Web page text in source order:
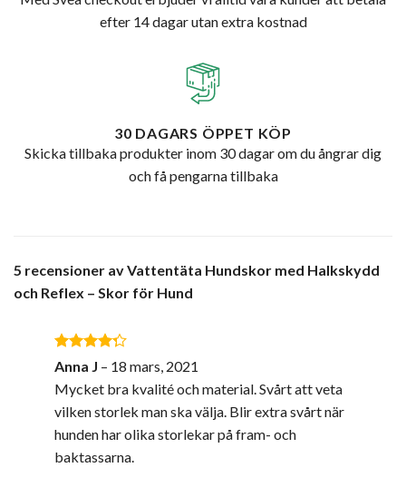
efter 14 dagar utan extra kostnad
30 DAGARS ÖPPET KÖP
Skicka tillbaka produkter inom 30 dagar om du ångrar dig
och få pengarna tillbaka
5 recensioner avVattentäta Hundskor med Halkskydd
och Reflex – Skor för Hund
Betygsatt
4 av 5
Anna J – 18 mars, 2021
Mycket bra kvalité och material. Svårt att veta
vilken storlek man ska välja. Blir extra svårt när
hunden har olika storlekar på fram- och
baktassarna.